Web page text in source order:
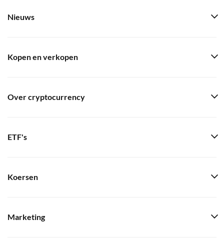
Nieuws
Kopen en verkopen
Over cryptocurrency
ETF's
Koersen
Marketing